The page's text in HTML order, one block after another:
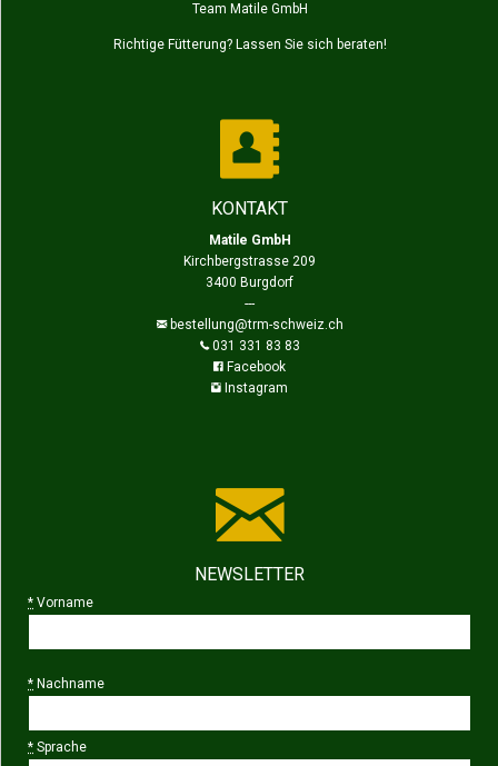
Team Matile GmbH
Richtige Fütterung? Lassen Sie sich beraten!
KONTAKT
Matile GmbH
Kirchbergstrasse 209
3400 Burgdorf
---
bestellung@trm-schweiz.ch
031 331 83 83
Facebook
Instagram
NEWSLETTER
* Vorname
* Nachname
* Sprache